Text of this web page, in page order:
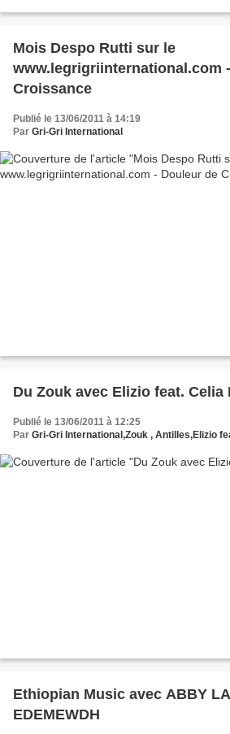
Mois Despo Rutti sur le
www.legrigriinternational.com
Croissance
Publié le 13/06/2011 à 14:19
Par Gri-Gri International
Du Zouk avec Elizio feat. Celia
Publié le 13/06/2011 à 12:25
Par Gri-Gri International,Zouk , Antilles,Elizio
Ethiopian Music avec ABBY
EDEMEWDH